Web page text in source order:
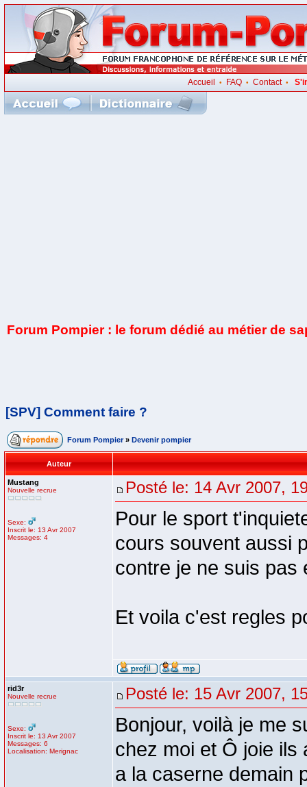
Accueil • FAQ• Contact•
Forum Pompier : le forum dédié au métier de
[SPV] Comment faire ?
Forum Pompier » Devenir pompier
Auteur
Mustang
Nouvelle recrue
Sexe:
Inscrit le: 13 Avr 2007
Messages: 4
Posté le: 14 Avr 2007,
Pour le sport
cours souvent aussi
contre je ne suis pas
Et voila c'est regles
rid3r
Nouvelle recrue
Sexe:
Inscrit le: 13 Avr 2007
Messages: 6
Localisation: Merignac
Posté le: 15 Avr 2007,
Bonjour, voilà je me
chez moi et Ô joie ils
a la caserne demain